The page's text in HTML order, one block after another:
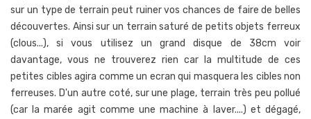
sur un type de terrain peut ruiner vos chances de faire de belles
découvertes. Ainsi sur un terrain saturé de petits objets ferreux
(clous...), si vous utilisez un grand disque de 38cm voir
davantage, vous ne trouverez rien car la multitude de ces
petites cibles agira comme un ecran qui masquera les cibles non
ferreuses. D'un autre coté, sur une plage, terrain très peu pollué
(car la marée agit comme une machine à laver....) et dégagé,